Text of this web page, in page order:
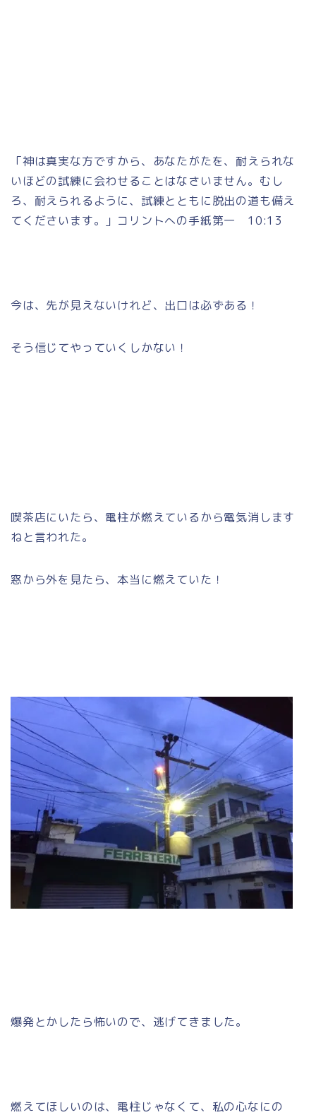
「神は真実な方ですから、あなたがたを、耐えられな
いほどの試練に会わせることはなさいません。むし
ろ、耐えられるように、試練とともに脱出の道も備え
てくださいます。」コリントへの手紙第一 10:13
今は、先が見えないけれど、出口は必ずある！
そう信じてやっていくしかない！
喫茶店にいたら、電柱が燃えているから電気消します
ねと言われた。
窓から外を見たら、本当に燃えていた！
爆発とかしたら怖いので、逃げてきました。
燃えてほしいのは、電柱じゃなくて、私の心なにの